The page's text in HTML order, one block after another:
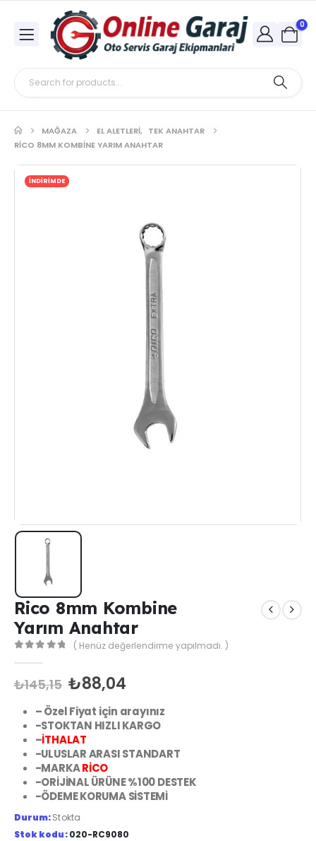
0
MAĞAZA EL ALETLERI, TEK ANAHTAR
RICO 8MM KOMBINE YARIM ANAHTAR
İNDİRİMDE
Rico 8mm Kombine
Yarım Anahtar
( Henüz değerlendirme yapılmadı. )
₺145,15 ₺88,04
– Özel Fiyat için arayınız
-STOKTAN HIZLI KARGO
–İTHALAT
-ULUSLAR ARASI STANDART
-MARKARİCO
-ORİJİNAL ÜRÜNE %100 DESTEK
-ÖDEME KORUMA SİSTEMİ
Durum:Stokta
Stok kodu:020-RC9080